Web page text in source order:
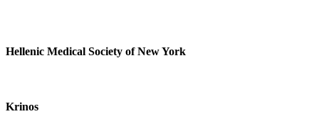
Hellenic Medical Society of New York
Krinos